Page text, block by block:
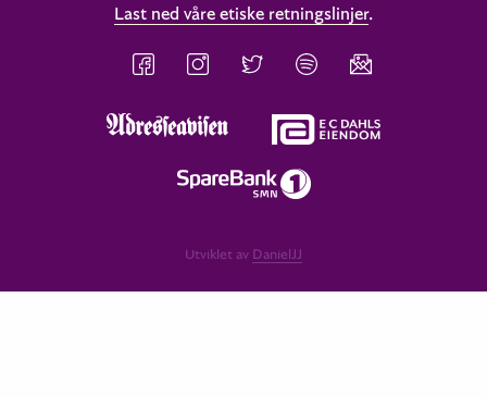
Last ned våre etiske retningslinjer.
Utviklet av DanielJJ